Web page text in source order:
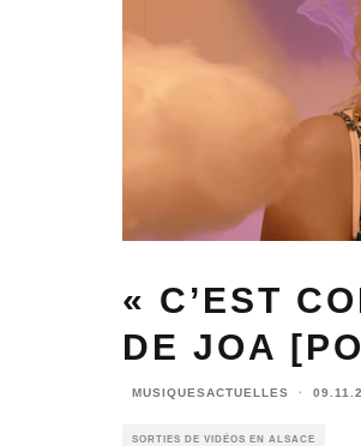
« C’EST
DE JOA
MUSIQUESACTUELLES ·
SORTIES DE VIDÉOS EN ALSACE